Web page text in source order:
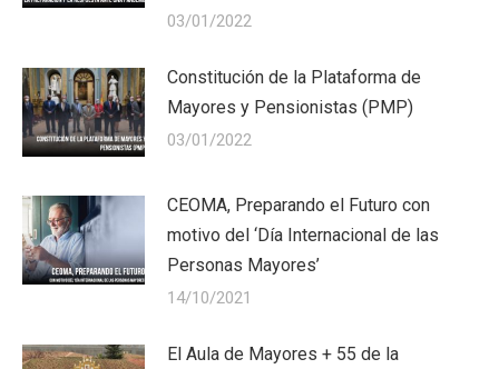
03/01/2022
Constitución de la Plataforma de
Mayores y Pensionistas (PMP)
03/01/2022
CEOMA, Preparando el Futuro con
motivo del ‘Día Internacional de las
Personas Mayores’
14/10/2021
El Aula de Mayores + 55 de la